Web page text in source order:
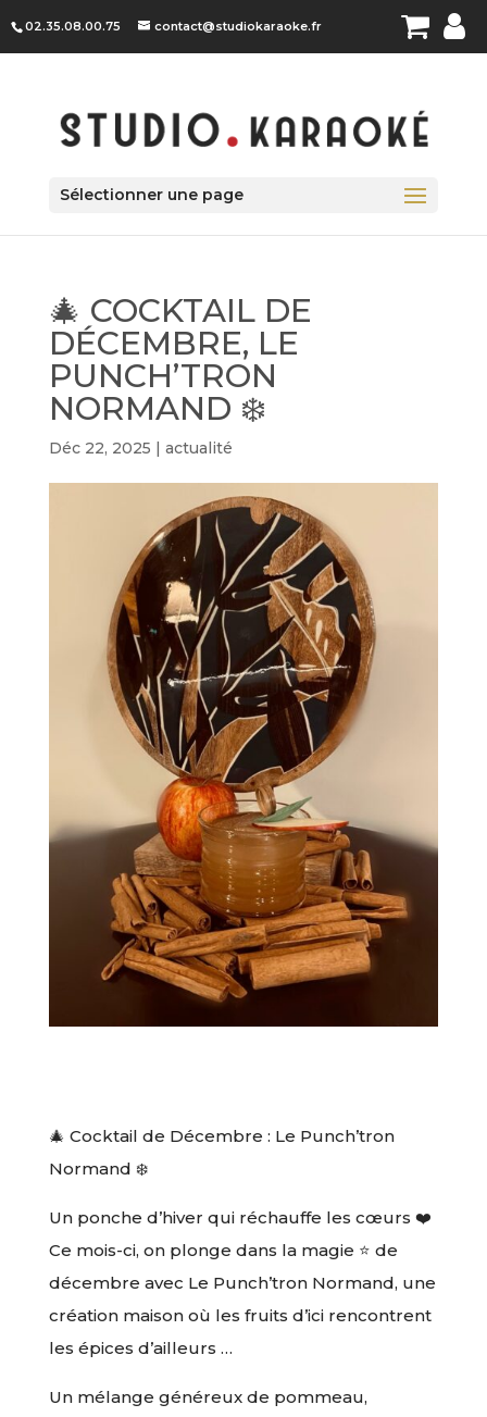
02.35.08.00.75 contact@studiokaraoke.fr
Sélectionner une page
🎄 COCKTAIL DE
DÉCEMBRE, LE
PUNCH’TRON
NORMAND ❄️
Déc 22, 2025 | actualité
🎄 Cocktail de Décembre : Le Punch’tron
Normand ❄️
Un ponche d’hiver qui réchauffe les cœurs ❤️
Ce mois-ci, on plonge dans la magie ⭐️ de
décembre avec Le Punch’tron Normand, une
création maison où les fruits d’ici rencontrent
les épices d’ailleurs …
Un mélange généreux de pommeau,